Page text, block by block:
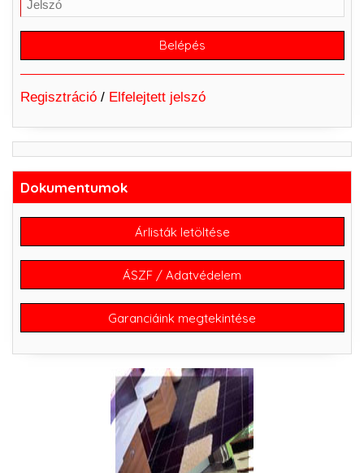
Regisztráció/ Elfelejtett jelszó
Dokumentumok
Árlisták letöltése
ÁSZF / Adatvédelem
Garanciáink megtekintése